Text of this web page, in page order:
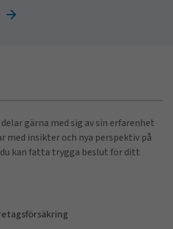
gärna med sig av sin erfarenhet
med insikter och nya perspektiv på
kan fatta trygga beslut för ditt